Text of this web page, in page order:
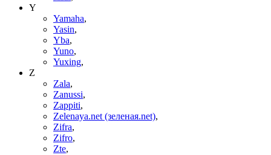
Y
Yamaha,
Yasin,
Yba,
Yuno,
Yuxing,
Z
Zala,
Zanussi,
Zappiti,
Zelenaya.net (зеленая.net),
Zifra,
Zifro,
Zte,